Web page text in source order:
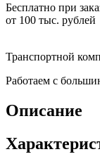
Бесплатно при
от 100 тыс. рублей
Транспортной
Работаем с
Описание